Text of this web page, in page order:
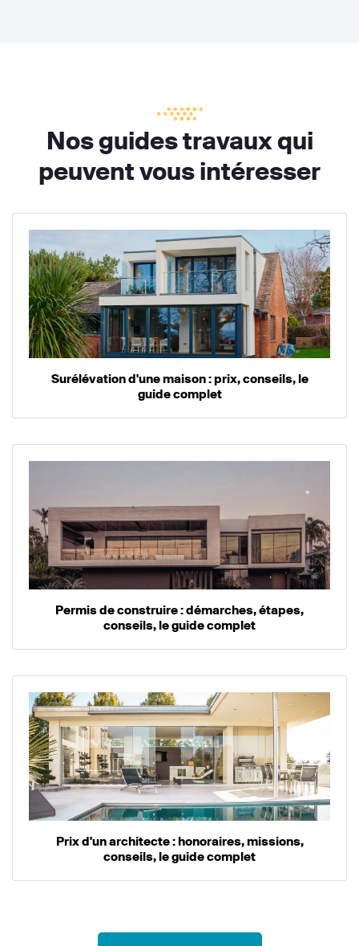
Nos guides travaux qui
peuvent vous intéresser
Surélévation d'une maison : prix, conseils, le
guide complet
Permis de construire : démarches, étapes,
conseils, le guide complet
Prix d'un architecte : honoraires, missions,
conseils, le guide complet